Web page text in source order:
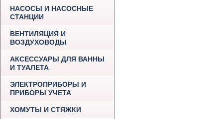
НАСОСЫ И НАСОСНЫЕ
СТАНЦИИ
ВЕНТИЛЯЦИЯ И
ВОЗДУХОВОДЫ
АКСЕССУАРЫ ДЛЯ ВАННЫ
И ТУАЛЕТА
ЭЛЕКТРОПРИБОРЫ И
ПРИБОРЫ УЧЕТА
ХОМУТЫ И СТЯЖКИ